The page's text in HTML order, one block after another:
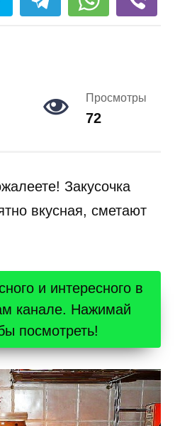
Просмотры
72
Закусочка
вкусная, сметают
и интересного в
канале. Нажимай
посмотреть!